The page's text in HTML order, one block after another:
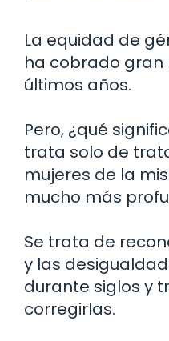
La equidad de
ha cobrado gran
últimos años.
Pero, ¿qué
trata solo de
mujeres de la
mucho más
Se trata de
y las
durante siglos y
corregirlas.